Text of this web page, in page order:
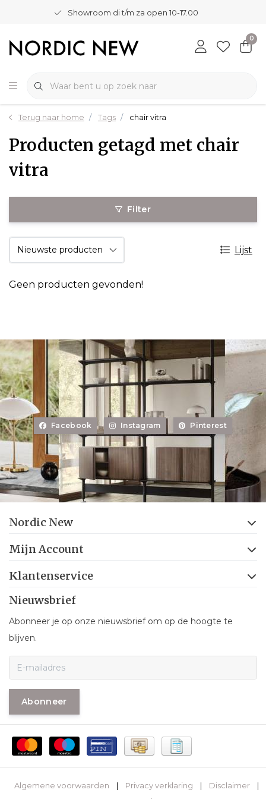
Showroom di t/m za open 10-17.00
0
Terug naar home Tags chair vitra
Producten getagd met chair
vitra
Filter
Lijst
Geen producten gevonden!
Facebook Instagram Pinterest
Nordic New
Mijn Account
Klantenservice
Nieuwsbrief
Abonneer je op onze nieuwsbrief om op de hoogte te
blijven.
Abonneer
Algemene voorwaarden Privacy verklaring Disclaimer